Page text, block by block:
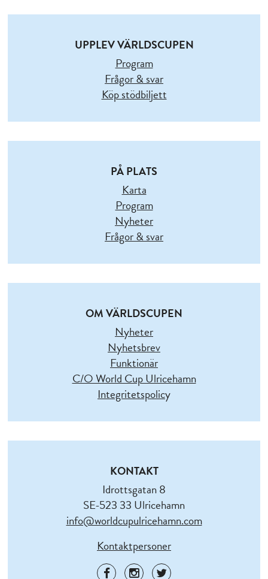
UPPLEV VÄRLDSCUPEN
Program
Frågor & svar
Köp stödbiljett
PÅ PLATS
Karta
Program
Nyheter
Frågor & svar
OM VÄRLDSCUPEN
Nyheter
Nyhetsbrev
Funktionär
C/O World Cup Ulricehamn
Integritetspolicy
KONTAKT
Idrottsgatan 8
SE-523 33 Ulricehamn
info@worldcupulricehamn.com
Kontaktpersoner